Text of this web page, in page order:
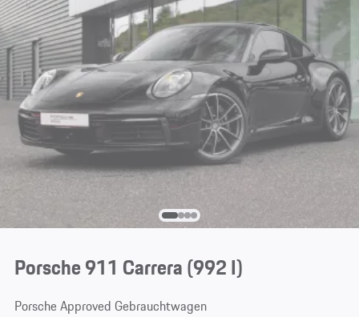
Porsche 911 Carrera(992 I)
Porsche Approved Gebrauchtwagen